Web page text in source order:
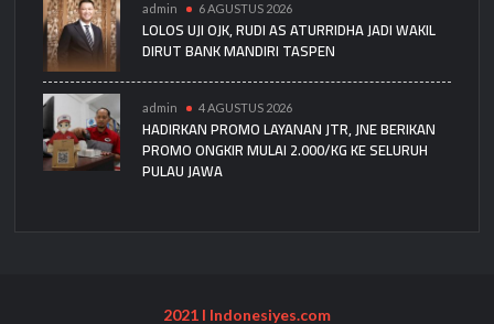
admin 6 AGUSTUS 2026
LOLOS UJI OJK, RUDI AS ATURRIDHA JADI WAKIL
DIRUT BANK MANDIRI TASPEN
admin 4 AGUSTUS 2026
HADIRKAN PROMO LAYANAN JTR, JNE BERIKAN
PROMO ONGKIR MULAI 2.000/KG KE SELURUH
PULAU JAWA
2021 I Indonesiyes.com